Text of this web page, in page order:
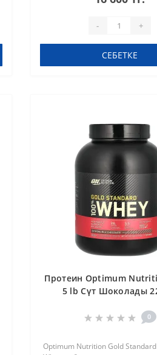
- +
СЕБЕТКЕ
Протеин Optimum
5 lb Сүт Шоколады
0
Optimum Nutrition Gold